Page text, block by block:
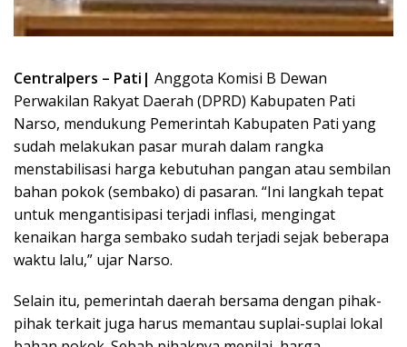
Centralpers – Pati| Anggota Komisi B Dewan
Perwakilan Rakyat Daerah (DPRD) Kabupaten Pati
Narso, mendukung Pemerintah Kabupaten Pati yang
sudah melakukan pasar murah dalam rangka
menstabilisasi harga kebutuhan pangan atau sembilan
bahan pokok (sembako) di pasaran. “Ini langkah tepat
untuk mengantisipasi terjadi inflasi, mengingat
kenaikan harga sembako sudah terjadi sejak beberapa
waktu lalu,” ujar Narso.
Selain itu, pemerintah daerah bersama dengan pihak-
pihak terkait juga harus memantau suplai-suplai lokal